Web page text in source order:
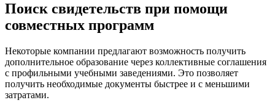
Поиск свидетельств при помощи
совместных программ
Некоторые компании предлагают возможность получить
дополнительное образование через коллективные соглашения
с профильными учебными заведениями. Это позволяет
получить необходимые документы быстрее и с меньшими
затратами.